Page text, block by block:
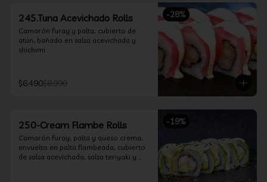
-28%
245.Tuna Acevichado Rolls
Camarón furay y palta, cubierto de
atún, bañado en salsa acevichada y
shichimi
$6.490$8.990
-19%
250-Cream Flambe Rolls
Camarón furay, palta y queso crema,
envuelto en palta flambeada, cubierto
de salsa acevichada, salsa teriyaki y